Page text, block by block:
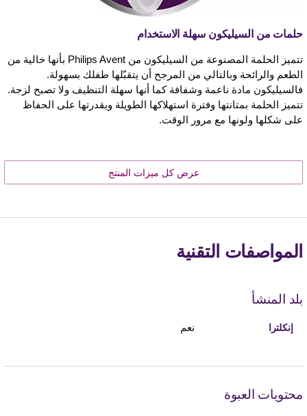
حلمات من السيليكون سهلة الاستخدام
تتميز الحلمة المصنوعة من السيليكون من Philips Avent بأنها خالية من
الطعم والرائحة وبالتالي من المرجح أن يتقبّلها طفلك بسهولة.
فالسيليكون مادة ناعمة وشفافة كما أنها سهلة التنظيف ولا تصبح لزجة.
تتميز الحلمة بمتانتها وفترة استهلاكها الطويلة وبقدرتها على الحفاظ
على شكلها ولونها مع مرور الوقت.
عرض كل ميزات المنتج
المواصفات التقنية
بلد المنشأ
إنكلترا نعم
محتويات العبوة